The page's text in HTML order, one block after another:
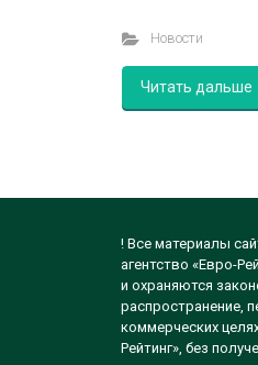
Новости
Читать дальше
! Все материалы
агентство «Евро-
и охраняются
распространение,
коммерческих
Рейтинг», без